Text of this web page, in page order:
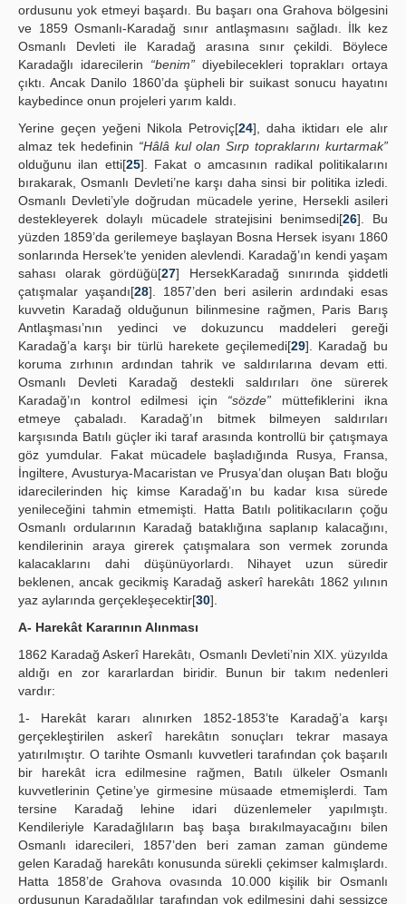
ordusunu yok etmeyi başardı. Bu başarı ona Grahova bölgesini
ve 1859 Osmanlı-Karadağ sınır antlaşmasını sağladı. İlk kez
Osmanlı Devleti ile Karadağ arasına sınır çekildi. Böylece
Karadağlı idarecilerin “benim” diyebilecekleri toprakları ortaya
çıktı. Ancak Danilo 1860’da şüpheli bir suikast sonucu hayatını
kaybedince onun projeleri yarım kaldı.
Yerine geçen yeğeni Nikola Petroviç[24], daha iktidarı ele alır
almaz tek hedefinin “Hâlâ kul olan Sırp topraklarını kurtarmak”
olduğunu ilan etti[25]. Fakat o amcasının radikal politikalarını
bırakarak, Osmanlı Devleti’ne karşı daha sinsi bir politika izledi.
Osmanlı Devleti’yle doğrudan mücadele yerine, Hersekli asileri
destekleyerek dolaylı mücadele stratejisini benimsedi[26]. Bu
yüzden 1859’da gerilemeye başlayan Bosna Hersek isyanı 1860
sonlarında Hersek’te yeniden alevlendi. Karadağ’ın kendi yaşam
sahası olarak gördüğü[27] HersekKaradağ sınırında şiddetli
çatışmalar yaşandı[28]. 1857’den beri asilerin ardındaki esas
kuvvetin Karadağ olduğunun bilinmesine rağmen, Paris Barış
Antlaşması’nın yedinci ve dokuzuncu maddeleri gereği
Karadağ’a karşı bir türlü harekete geçilemedi[29]. Karadağ bu
koruma zırhının ardından tahrik ve saldırılarına devam etti.
Osmanlı Devleti Karadağ destekli saldırıları öne sürerek
Karadağ’ın kontrol edilmesi için “sözde” müttefiklerini ikna
etmeye çabaladı. Karadağ’ın bitmek bilmeyen saldırıları
karşısında Batılı güçler iki taraf arasında kontrollü bir çatışmaya
göz yumdular. Fakat mücadele başladığında Rusya, Fransa,
İngiltere, Avusturya-Macaristan ve Prusya’dan oluşan Batı bloğu
idarecilerinden hiç kimse Karadağ’ın bu kadar kısa sürede
yenileceğini tahmin etmemişti. Hatta Batılı politikacıların çoğu
Osmanlı ordularının Karadağ bataklığına saplanıp kalacağını,
kendilerinin araya girerek çatışmalara son vermek zorunda
kalacaklarını dahi düşünüyorlardı. Nihayet uzun süredir
beklenen, ancak gecikmiş Karadağ askerî harekâtı 1862 yılının
yaz aylarında gerçekleşecektir[30].
A- Harekât Kararının Alınması
1862 Karadağ Askerî Harekâtı, Osmanlı Devleti’nin XIX. yüzyılda
aldığı en zor kararlardan biridir. Bunun bir takım nedenleri
vardır:
1- Harekât kararı alınırken 1852-1853’te Karadağ’a karşı
gerçekleştirilen askerî harekâtın sonuçları tekrar masaya
yatırılmıştır. O tarihte Osmanlı kuvvetleri tarafından çok başarılı
bir harekât icra edilmesine rağmen, Batılı ülkeler Osmanlı
kuvvetlerinin Çetine’ye girmesine müsaade etmemişlerdi. Tam
tersine Karadağ lehine idari düzenlemeler yapılmıştı.
Kendileriyle Karadağlıların baş başa bırakılmayacağını bilen
Osmanlı idarecileri, 1857’den beri zaman zaman gündeme
gelen Karadağ harekâtı konusunda sürekli çekimser kalmışlardı.
Hatta 1858’de Grahova ovasında 10.000 kişilik bir Osmanlı
ordusunun Karadağlılar tarafından yok edilmesini dahi sessizce